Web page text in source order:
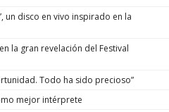
un disco en vivo inspirado en la
la gran revelación del Festival
Todo ha sido precioso”
mejor intérprete